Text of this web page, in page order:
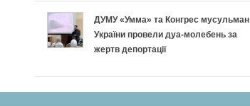
ДУМУ «Умма» та Конгрес мусульман
України провели дуа-молебень за
жертв депортації